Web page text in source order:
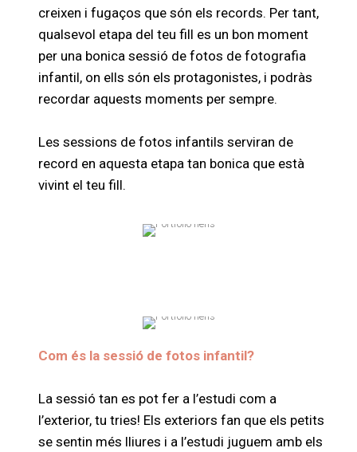
creixen i fugaços que són els records. Per tant,
qualsevol etapa del teu fill es un bon moment
per una bonica sessió de fotos de fotografia
infantil, on ells són els protagonistes, i podràs
recordar aquests moments per sempre.
Les sessions de fotos infantils serviran de
record en aquesta etapa tan bonica que està
vivint el teu fill.
Com és la sessió de fotos infantil?
La sessió tan es pot fer a l’estudi com a
l’exterior, tu tries! Els exteriors fan que els petits
se sentin més lliures i a l’estudi juguem amb els